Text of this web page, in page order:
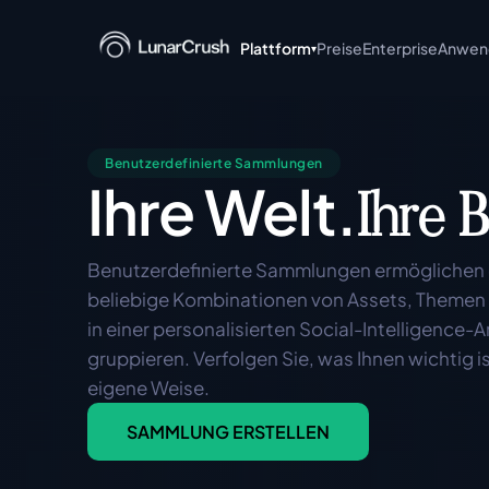
Plattform▾PreiseEnterprise
MCP Server
Model-Context-
Discover
Durchsuchen Sie Trends,
Posts in Echtzeit.
Benutzerdefinierte Sammlungen
Ihre Welt.Ihre
Benutzerdefinierte Sammlungen ermöglichen
beliebige Kombinationen von Assets,
in einer personalisierten Social-Intelligence-
gruppieren. Verfolgen Sie, was Ihnen wichtig
eigene Weise.
SAMMLUNG ERSTELLEN